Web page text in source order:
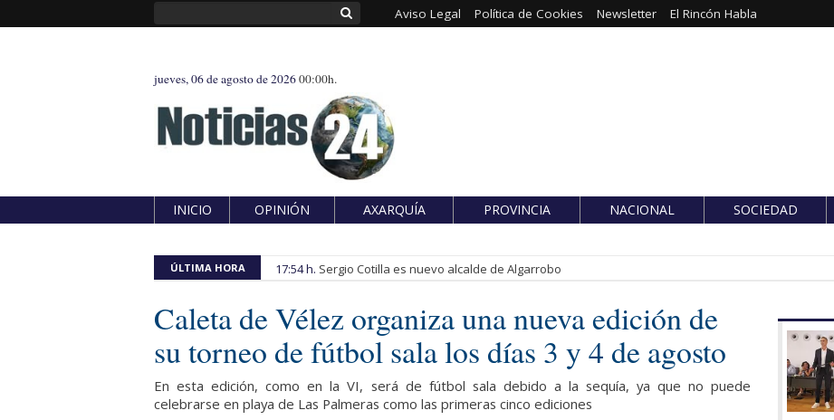
Aviso Legal Política de Cookies Newsletter El Rincón Habla
jueves, 06 de agosto de 202600:00h.
INICIO OPINIÓN AXARQUÍA PROVINCIA NACIONAL SOCIEDAD
ÚLTIMA HORA 17:54 h. Sergio Cotilla es nuevo alcalde de Algarrobo
Caleta de Vélez organiza una nueva edición de
su torneo de fútbol sala los días 3 y 4 de agosto
En esta edición, como en la VI, será de fútbol sala debido a la sequía, ya que no puede
celebrarse en playa de Las Palmeras como las primeras cinco ediciones